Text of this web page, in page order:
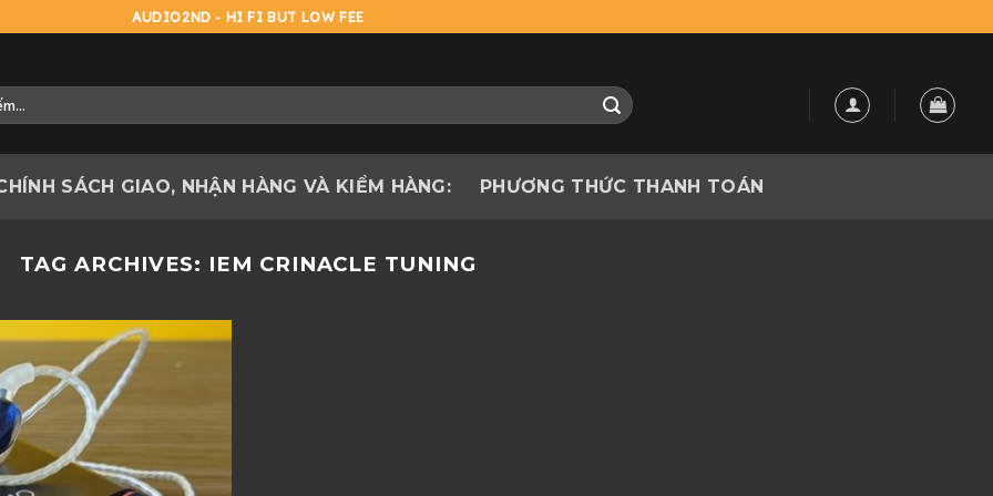
AUDIO2ND - HI FI BUT LOW FEE
SÁCH GIAO, NHẬN HÀNG VÀ KIỂM HÀNG: PHƯƠNG THỨC THANH TOÁN
TAG ARCHIVES: IEM CRINACLE TUNING